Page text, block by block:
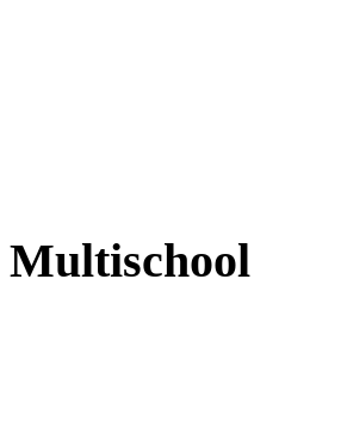
Multischool